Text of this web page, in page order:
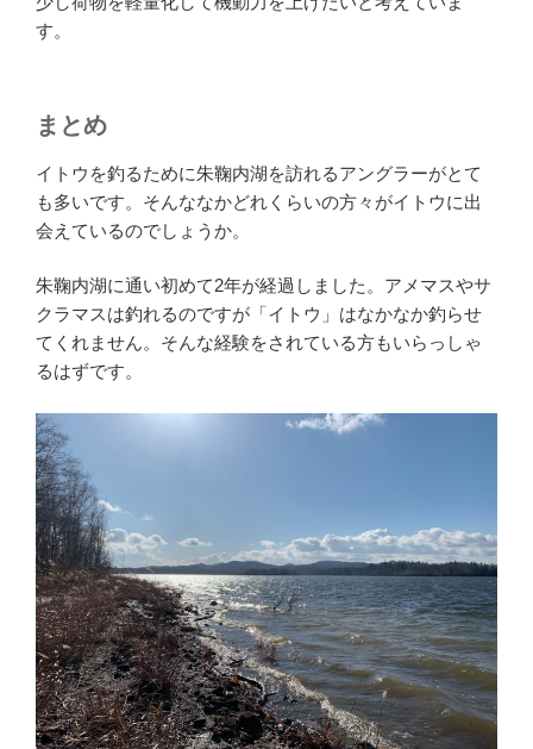
す。
まとめ
イトウを釣るために朱鞠内湖を訪れるアングラーがとて
も多いです。そんななかどれくらいの方々がイトウに出
会えているのでしょうか。
朱鞠内湖に通い初めて2年が経過しました。アメマスやサ
クラマスは釣れるのですが「イトウ」はなかなか釣らせ
てくれません。そんな経験をされている方もいらっしゃ
るはずです。